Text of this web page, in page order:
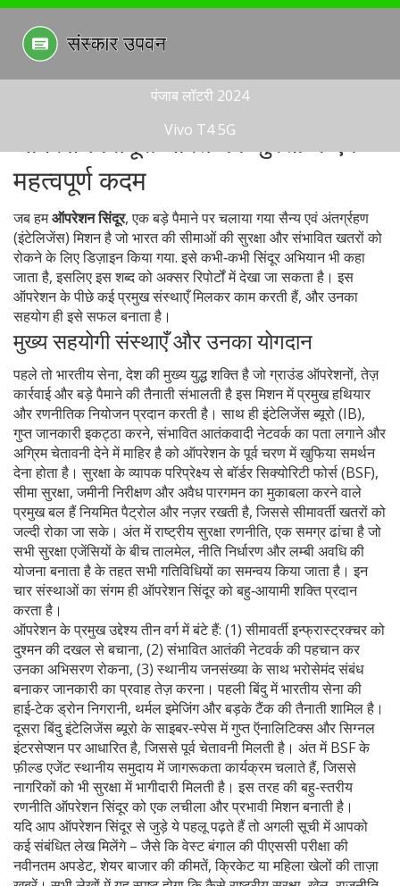
पंजाब लॉटरी 2024
Vivo T4 5G
ऑपरेशन सिंदूर: भारत की सुरक्षा में एक
महत्वपूर्ण कदम
जब हमऑपरेशन सिंदूर,एक बड़े पैमाने पर चलाया गया सैन्य एवं अंतर्ग्रहण
(इंटेलिजेंस) मिशन है जो भारत की सीमाओं की सुरक्षा और संभावित खतरों को
रोकने के लिए डिज़ाइन किया गया. इसे कभी‑कभीसिंदूर अभियानभी कहा
जाता है, इसलिए इस शब्द को अक्सर रिपोर्टों में देखा जा सकता है। इस
ऑपरेशन के पीछे कई प्रमुख संस्थाएँ मिलकर काम करती हैं, और उनका
सहयोग ही इसे सफल बनाता है।
मुख्य सहयोगी संस्थाएँ और उनका योगदान
पहले तोभारतीय सेना,देश की मुख्य युद्ध शक्ति है जो ग्राउंड ऑपरेशनों, तेज़
कार्रवाई और बड़े पैमाने की तैनाती संभालती हैइस मिशन में प्रमुख हथियार
और रणनीतिक नियोजन प्रदान करती है। साथ हीइंटेलिजेंस ब्यूरो (IB),
गुप्त जानकारी इकट्ठा करने, संभावित आतंकवादी नेटवर्क का पता लगाने और
अग्रिम चेतावनी देने में माहिर हैको ऑपरेशन के पूर्व चरण में खुफिया समर्थन
देना होता है। सुरक्षा के व्यापक परिप्रेक्ष्य सेबॉर्डर सिक्योरिटी फोर्स (BSF),
सीमा सुरक्षा, जमीनी निरीक्षण और अवैध पारगमन का मुकाबला करने वाले
प्रमुख बल हैंनियमित पैट्रोल और नज़र रखती है, जिससे सीमावर्ती खतरों को
जल्दी रोका जा सके। अंत मेंराष्ट्रीय सुरक्षा रणनीति,एक समग्र ढांचा है जो
सभी सुरक्षा एजेंसियों के बीच तालमेल, नीति निर्धारण और लम्बी अवधि की
योजना बनाता हैके तहत सभी गतिविधियों का समन्वय किया जाता है। इन
चार संस्थाओं का संगम ही ऑपरेशन सिंदूर को बहु‑आयामी शक्ति प्रदान
करता है।
ऑपरेशन के प्रमुख उद्देश्य तीन वर्ग में बंटे हैं: (1) सीमावर्ती इन्फ्रास्ट्रक्चर को
दुश्मन की दखल से बचाना, (2) संभावित आतंकी नेटवर्क की पहचान कर
उनका अभिसरण रोकना, (3) स्थानीय जनसंख्या के साथ भरोसेमंद संबंध
बनाकर जानकारी का प्रवाह तेज़ करना। पहली बिंदु में भारतीय सेना की
हाई‑टेक ड्रोन निगरानी, थर्मल इमेजिंग और बड़के टैंक की तैनाती शामिल है।
दूसरा बिंदु इंटेलिजेंस ब्यूरो के साइबर‑स्पेस में गुप्त ऍनालिटिक्स और सिग्नल
इंटरसेप्शन पर आधारित है, जिससे पूर्व चेतावनी मिलती है। अंत में BSF के
फ़ील्ड एजेंट स्थानीय समुदाय में जागरूकता कार्यक्रम चलाते हैं, जिससे
नागरिकों को भी सुरक्षा में भागीदारी मिलती है। इस तरह की बहु‑स्तरीय
रणनीति ऑपरेशन सिंदूर को एक लचीला और प्रभावी मिशन बनाती है।
यदि आप ऑपरेशन सिंदूर से जुड़े ये पहलू पढ़ते हैं तो अगली सूची में आपको
कई संबंधित लेख मिलेंगे – जैसे कि वेस्ट बंगाल की पीएससी परीक्षा की
नवीनतम अपडेट, शेयर बाजार की कीमतें, क्रिकेट या महिला खेलों की ताज़ा